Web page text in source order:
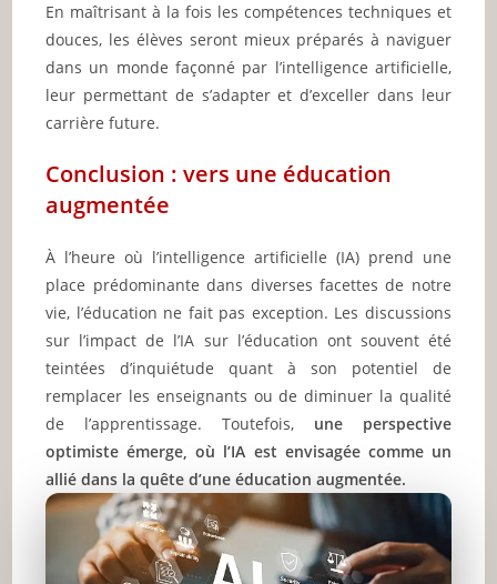
En maîtrisant à la fois les compétences techniques et
douces, les élèves seront mieux préparés à naviguer
dans un monde façonné par l’intelligence artificielle,
leur permettant de s’adapter et d’exceller dans leur
carrière future.
Conclusion : vers une éducation
augmentée
À l’heure où l’intelligence artificielle (IA) prend une
place prédominante dans diverses facettes de notre
vie, l’éducation ne fait pas exception. Les discussions
sur l’impact de l’IA sur l’éducation ont souvent été
teintées d’inquiétude quant à son potentiel de
remplacer les enseignants ou de diminuer la qualité
de l’apprentissage. Toutefois, une perspective
optimiste émerge, où l’IA est envisagée comme un
allié dans la quête d’une éducation augmentée.